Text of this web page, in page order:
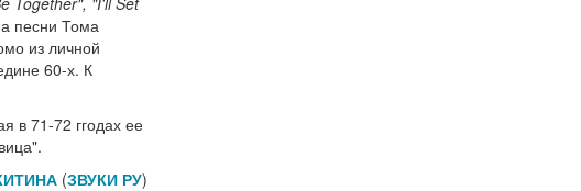
песни Тома
из личной
60-х. К
в 71-72 ггодах ее
(ЗВУКИ РУ)